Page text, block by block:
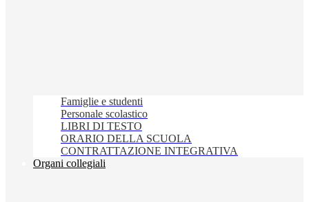
Famiglie e studenti
Personale scolastico
LIBRI DI TESTO
ORARIO DELLA SCUOLA
CONTRATTAZIONE INTEGRATIVA
Organi collegiali